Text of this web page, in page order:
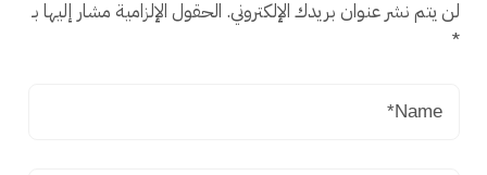
لن يتم نشر عنوان بريدك الإلكتروني. الحقول الإلزامية مشار إليها بـ
*